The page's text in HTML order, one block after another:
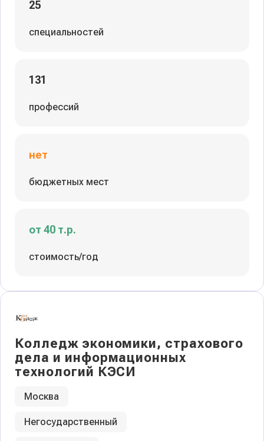
25
специальностей
131
профессий
нет
бюджетных мест
от 40 т.р.
стоимость/год
Колледж экономики, страхового
дела и информационных
технологий КЭСИ
Москва
Негосударственный